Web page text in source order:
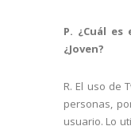
P. ¿Cuál
¿Joven?
R. El uso de
personas,
usuario. Lo